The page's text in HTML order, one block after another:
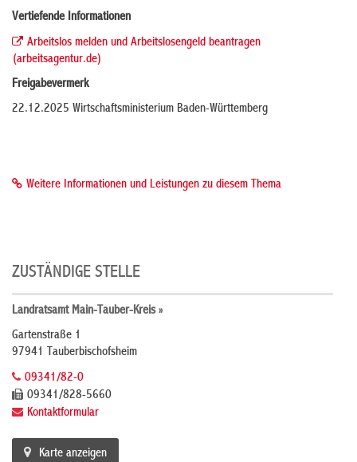
Vertiefende Informationen
Arbeitslos melden und Arbeitslosengeld beantragen
(arbeitsagentur.de)
Freigabevermerk
22.12.2025 Wirtschaftsministerium Baden-Württemberg
Weitere Informationen und Leistungen zu diesem Thema
ZUSTÄNDIGE STELLE
Landratsamt Main-Tauber-Kreis »
Gartenstraße 1
97941 Tauberbischofsheim
09341/82-0
09341/828-5660
Kontaktformular
Karte anzeigen